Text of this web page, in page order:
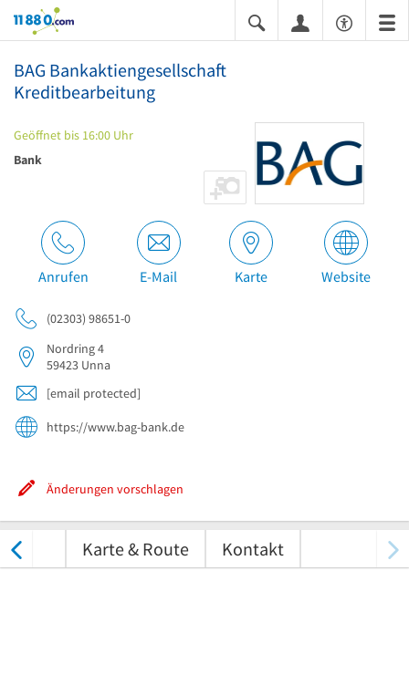
11880.com
BAG Bankaktiengesellschaft
Kreditbearbeitung
Geöffnet bis 16:00 Uhr
Bank
Anrufen E-Mail Karte Website
(02303) 98651-0
Nordring 4
59423 Unna
[email protected]
https://www.bag-bank.de
Änderungen vorschlagen
Karte & Route Kontakt